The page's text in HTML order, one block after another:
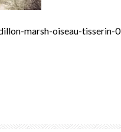
marsh-oiseau-tisserin-0